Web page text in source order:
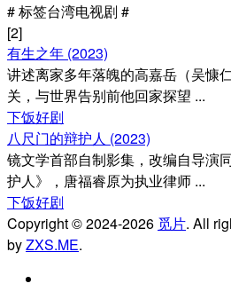
#标签台湾电视剧 #
[2]
有生之年 (2023)
讲述离家多年落魄的高嘉岳（吴慷
关，与世界告别前他回家探望 ...
下饭好剧
八尺门的辩护人 (2023)
镜文学首部自制影集，改编自导演
护人》，唐福睿原为执业律师 ...
下饭好剧
Copyright © 2024-2026 觅片. All
byZXS.ME.